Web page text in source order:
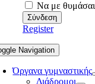
Να με θυμάσαι
Register
Navigation
Όργανα γυμναστικής
Διάδρομοι